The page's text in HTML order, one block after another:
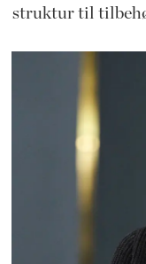
struktur til